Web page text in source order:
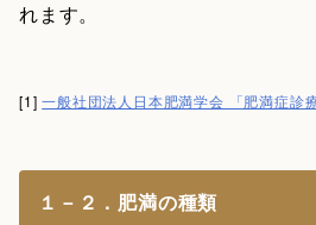
れます。
[1]一般社団法人日本肥満学会 「肥満症診
１－２．肥満の種類